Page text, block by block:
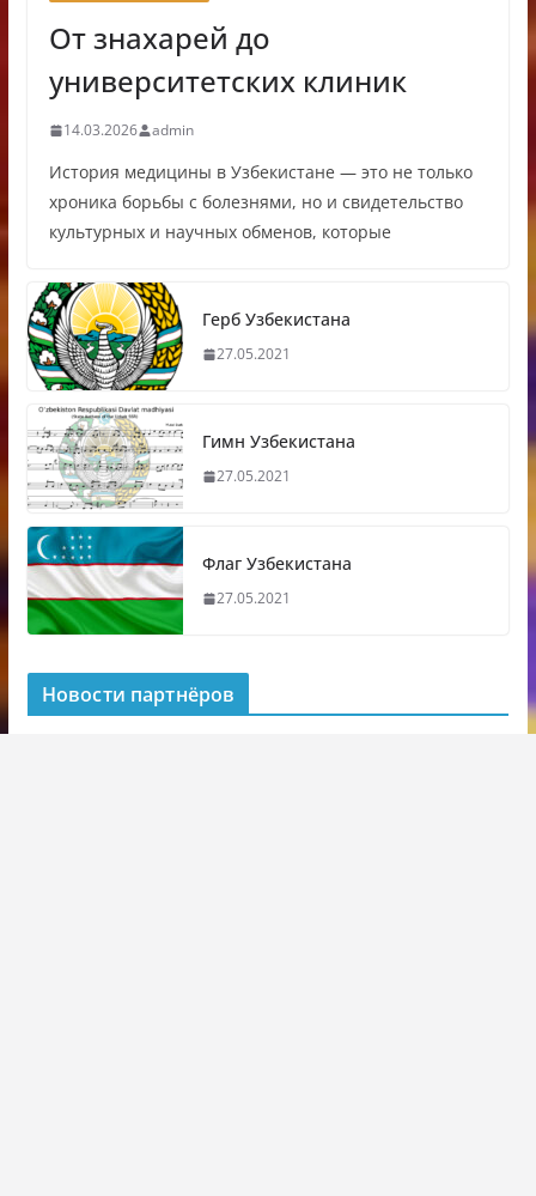
От знахарей до
университетских клиник
14.03.2026 admin
История медицины в Узбекистане — это не только
хроника борьбы с болезнями, но и свидетельство
культурных и научных обменов, которые
Герб Узбекистана
27.05.2021
Гимн Узбекистана
27.05.2021
Флаг Узбекистана
27.05.2021
Новости партнёров